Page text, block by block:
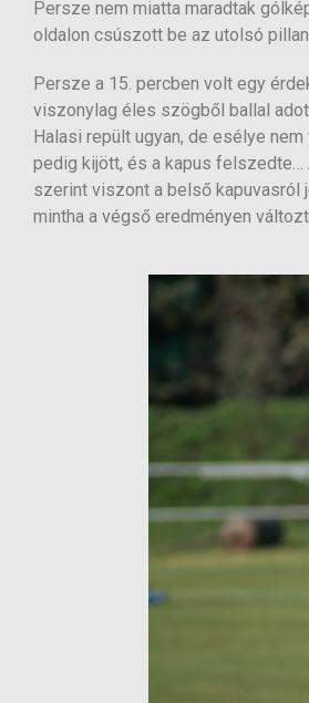
Persze nem miatta maradtak
oldalon csúszott be az utolsó
Persze a 15. percben volt egy
viszonylag éles szögből ballal
Halasi repült ugyan, de esélye
pedig kijött, és a kapus felszedte…
szerint viszont a belső kapuvasról
mintha a végső eredményen